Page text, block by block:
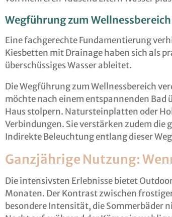
Wegführung zum
Eine fachgerechte Fundamentierung
Kiesbetten mit Drainage haben sich als
überschüssiges Wasser ableitet.
Die Wegführung zum Wellnessbereich
möchte nach einem entspannenden Bad
Haus stolpern. Natursteinplatten oder
Verbindungen. Sie verstärken zudem die
Indirekte Beleuchtung entlang dieser
Ganzjährige Nutzung:
Die intensivsten Erlebnisse bietet
Monaten. Der Kontrast zwischen
besondere Intensität, die Sommerbäder